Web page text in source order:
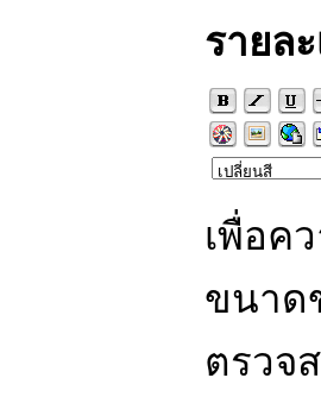
รายล
เพื่อค
ขนาด
ตรวจ